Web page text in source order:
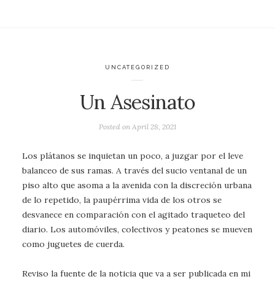
UNCATEGORIZED
Un Asesinato
Posted on April 28, 2021
Los plátanos se inquietan un poco, a juzgar por el leve
balanceo de sus ramas. A través del sucio ventanal de un
piso alto que asoma a la avenida con la discreción urbana
de lo repetido, la paupérrima vida de los otros se
desvanece en comparación con el agitado traqueteo del
diario. Los automóviles, colectivos y peatones se mueven
como juguetes de cuerda.
Reviso la fuente de la noticia que va a ser publicada en mi